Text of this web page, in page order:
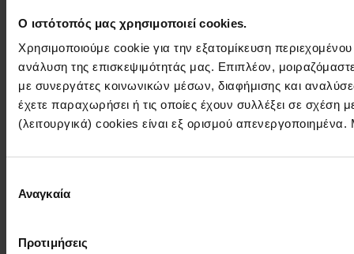
Ο ιστότοπός μας χρησιμοποιεί cookies.
Χρησιμοποιούμε cookie για την εξατομίκευση
ανάλυση της επισκεψιμότητάς μας. Επιπλέον,
με συνεργάτες κοινωνικών μέσων, διαφήμισης και
έχετε παραχωρήσει ή τις οποίες έχουν συλλέξει σε
(λειτουργικά) cookies είναι εξ ορισμού
συγκατάθεσης
Αναγκαία
Προτιμήσεις